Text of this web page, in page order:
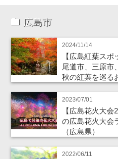
広島市
2024/11/14
【広島紅葉ス
尾道市、三原市
秋の紅葉を巡る
2023/07/01
【広島花火大
の広島花火大会
（広島県）
2022/06/11